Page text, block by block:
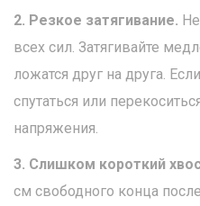
2. Резкое затягивание.
всех сил. Затягивайте
ложатся друг на друга.
спутаться или
напряжения.
3. Слишком короткий
см свободного конца